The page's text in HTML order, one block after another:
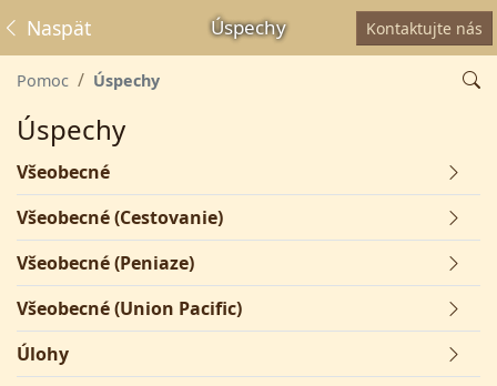
Úspechy
Naspäť Kontaktujte nás
Pomoc Úspechy
Úspechy
Všeobecné
Všeobecné (Cestovanie)
Všeobecné (Peniaze)
Všeobecné (Union Pacific)
Úlohy